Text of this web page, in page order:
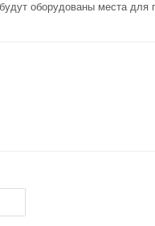
оборудованы места для